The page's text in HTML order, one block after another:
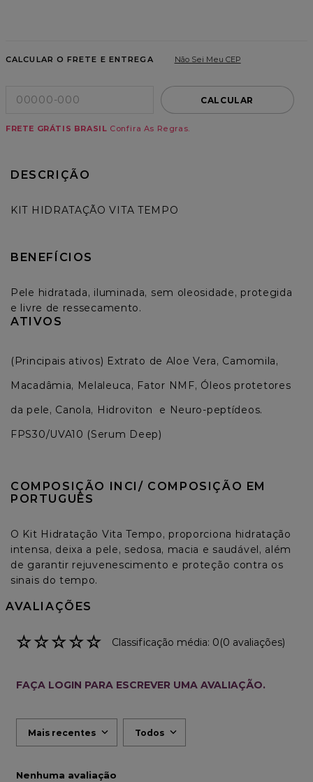
CALCULAR O FRETE E ENTREGA Não Sei Meu CEP
CALCULAR
FRETE GRÁTIS BRASIL Confira As Regras.
DESCRIÇÃO
KIT HIDRATAÇÃO VITA TEMPO
BENEFÍCIOS
Pele hidratada, iluminada, sem oleosidade, protegida
e livre de ressecamento.
ATIVOS
(Principais ativos) Extrato de Aloe Vera, Camomila,
Macadâmia, Melaleuca, Fator NMF, Óleos protetores
da pele, Canola, Hidroviton  e Neuro-peptídeos.
FPS30/UVA10 (Serum Deep)
COMPOSIÇÃO INCI/ COMPOSIÇÃO EM
PORTUGUÊS
O Kit Hidratação Vita Tempo, proporciona hidratação
intensa, deixa a pele, sedosa, macia e saudável, além
de garantir rejuvenescimento e proteção contra os
sinais do tempo.
AVALIAÇÕES
☆☆☆☆☆ Classificação média: 0(0 avaliações)
FAÇA LOGIN PARA ESCREVER UMA AVALIAÇÃO.
Mais recentes Todos
Nenhuma avaliação